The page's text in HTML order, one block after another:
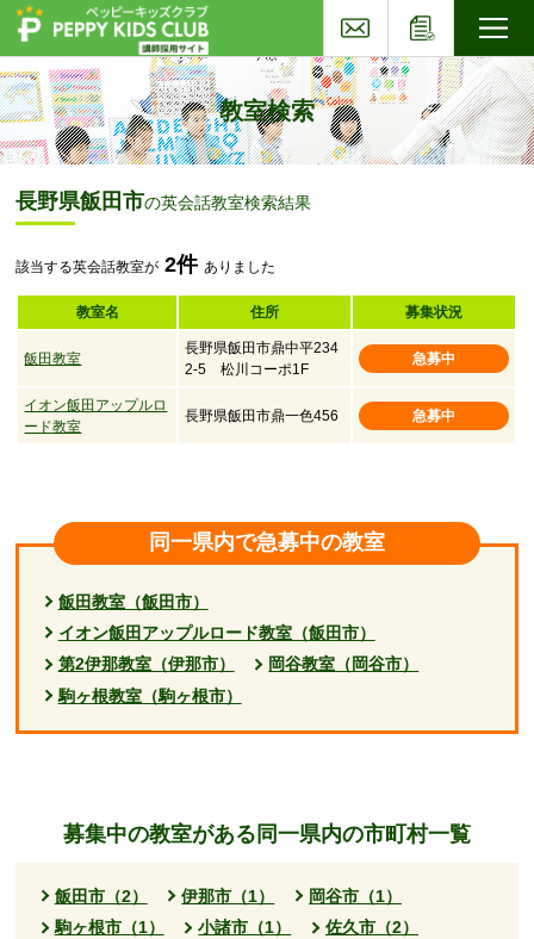
教室検索
長野県飯田市の英会話教室検索結果
該当する英会話教室が 2件 ありました
教室名 住所 募集状況
飯田教室
長野県飯田市鼎中平234
2-5 松川コーポ1F
急募中
イオン飯田アップルロ
ード教室
長野県飯田市鼎一色456 急募中
同一県内で急募中の教室
飯田教室（飯田市）
イオン飯田アップルロード教室（飯田市）
第2伊那教室（伊那市）
岡谷教室（岡谷市）
駒ヶ根教室（駒ヶ根市）
募集中の教室がある同一県内の市町村一覧
飯田市（2） 伊那市（1）
岡谷市（1）
駒ヶ根市（1）
小諸市（1）
佐久市（2）